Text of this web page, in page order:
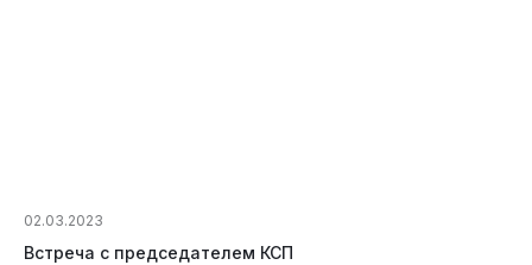
02.03.2023
Встреча с председателем КСП